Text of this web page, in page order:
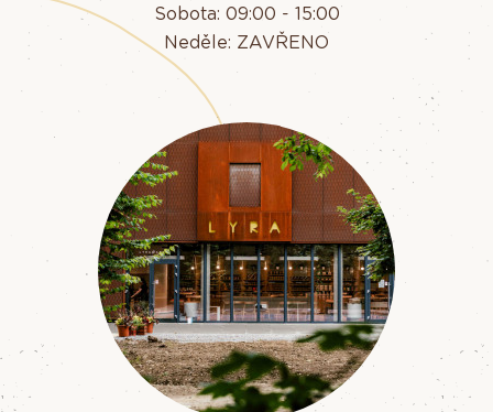
Sobota: 09:00 - 15:00
Neděle: ZAVŘENO